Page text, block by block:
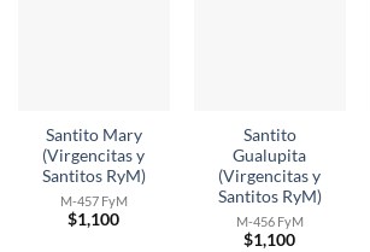
Santito Mary
(Virgencitas y
Santitos RyM)
M-457 FyM
$1,100
Santito
Gualupita
(Virgencitas y
Santitos RyM)
M-456 FyM
$1,100